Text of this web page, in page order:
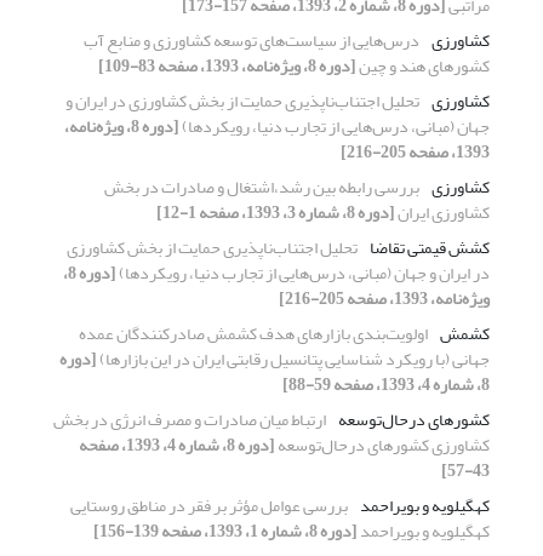
کشاورزی درس‌هایی از سیاست‌های توسعه کشاورزی و منابع آب
کشورهای هند و چین[دوره 8، ویژه‌نامه، 1393، صفحه 83-109]
کشاورزی تحلیل اجتناب‌ناپذیری حمایت از بخش کشاورزی در ایران و
جهان (مبانی، درس‌هایی از تجارب دنیا، رویکردها) [دوره 8، ویژه‌نامه،
1393، صفحه 205-216]
کشاورزی بررسی رابطه بین رشد،اشتغال و صادرات در بخش
کشاورزی ایران[دوره 8، شماره 3، 1393، صفحه 1-12]
کشش قیمتی تقاضا تحلیل اجتناب‌ناپذیری حمایت از بخش کشاورزی
در ایران و جهان (مبانی، درس‌هایی از تجارب دنیا، رویکردها) [دوره 8،
ویژه‌نامه، 1393، صفحه 205-216]
کشمش اولویت‌بندی بازارهای هدف کشمش صادرکنندگان عمده
جهانی (با رویکرد شناسایی پتانسیل رقابتی ایران در این بازارها)[دوره
8، شماره 4، 1393، صفحه 59-88]
کشورهای درحال‌توسعه ارتباط میان صادرات و مصرف انرژی در بخش
کشاورزی کشورهای درحال‌توسعه [دوره 8، شماره 4، 1393، صفحه
43-57]
کهگیلویه و بویراحمد بررسی عوامل مؤثر بر فقر در مناطق روستایی
کهگیلویه و بویراحمد[دوره 8، شماره 1، 1393، صفحه 139-156]